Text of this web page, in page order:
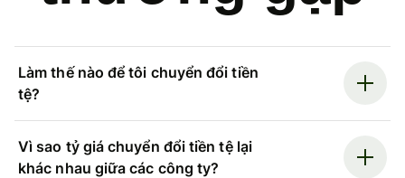
Làm thế nào để tôi chuyển đổi tiền
tệ?
Vì sao tỷ giá chuyển đổi tiền tệ lại
khác nhau giữa các công ty?